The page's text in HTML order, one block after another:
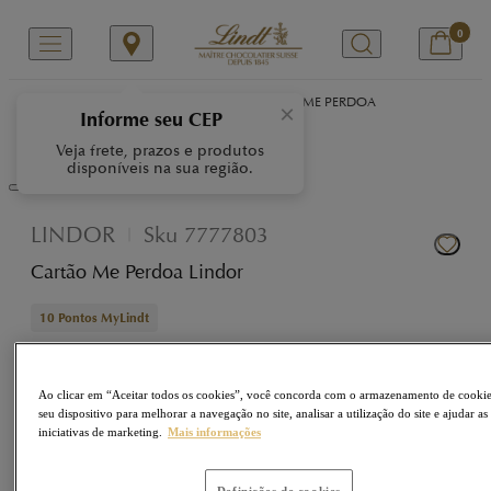
×
Informe seu CEP
Veja frete, prazos e produtos
disponíveis na sua região.
0
CARTÃO ME PERDOA
LINDOR Sku 7777803
Cartão Me Perdoa Lindor
10 Pontos MyLindt
Adicionar à sacola
Ao clicar em “Aceitar todos os cookies”, você concorda com o armazenamento de
seu dispositivo para melhorar a navegação no site, analisar a utilização do site e ajudar as
iniciativas de marketing.
Mais informações